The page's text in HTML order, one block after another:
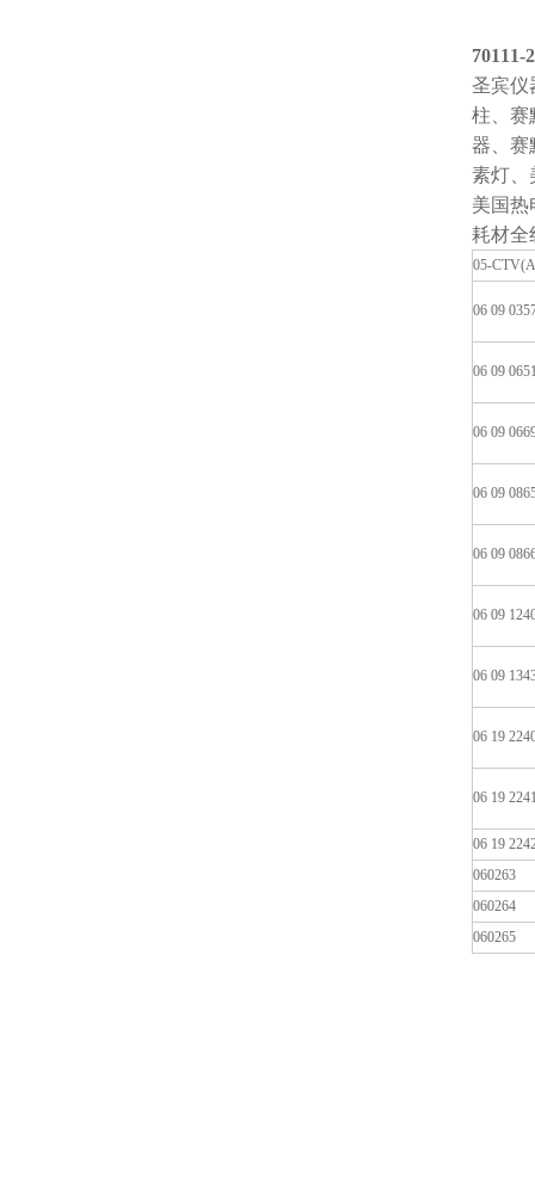
70111-
圣宾仪
柱、赛
器、赛
素灯、
美国热
耗材全
05-
06 09
06 09
06 09
06 09
06 09
06 09
06 09
06 19
06 19
06 19
060263
060264
060265